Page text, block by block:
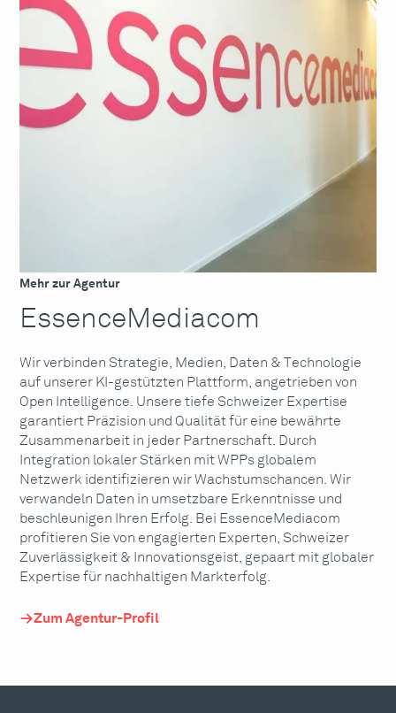
Mehr zur Agentur
EssenceMediacom
Wir verbinden Strategie, Medien, Daten & Technologie
auf unserer KI-gestützten Plattform, angetrieben von
Open Intelligence. Unsere tiefe Schweizer Expertise
garantiert Präzision und Qualität für eine bewährte
Zusammenarbeit in jeder Partnerschaft. Durch
Integration lokaler Stärken mit WPPs globalem
Netzwerk identifizieren wir Wachstumschancen. Wir
verwandeln Daten in umsetzbare Erkenntnisse und
beschleunigen Ihren Erfolg. Bei EssenceMediacom
profitieren Sie von engagierten Experten, Schweizer
Zuverlässigkeit & Innovationsgeist, gepaart mit globaler
Expertise für nachhaltigen Markterfolg.
Zum Agentur-Profil